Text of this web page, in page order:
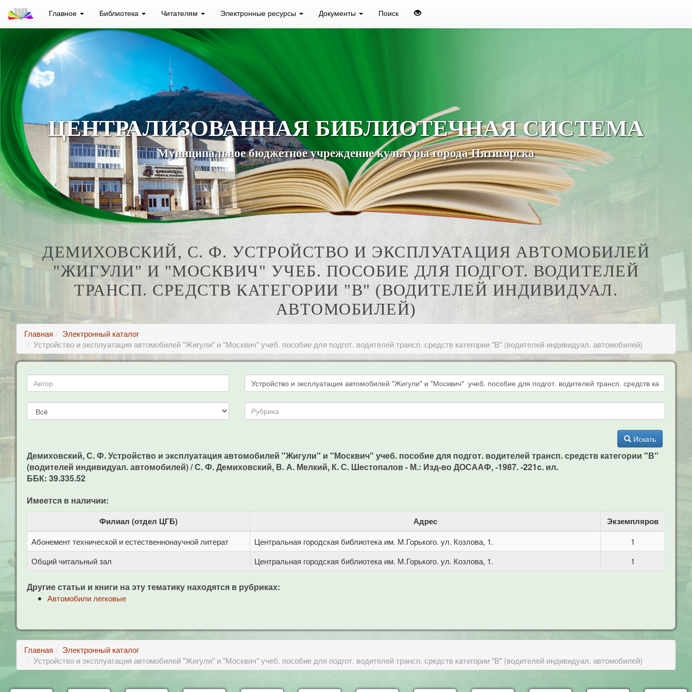
Главное Библиотека Читателям Электронные ресурсы Документы Поиск
ЦЕНТРАЛИЗОВАННАЯ БИБЛИОТЕЧНАЯ СИСТЕМА
Муниципальное бюджетное учреждение культуры города Пятигорска
ДЕМИХОВСКИЙ, С. Ф. УСТРОЙСТВО И ЭКСПЛУАТАЦИЯ АВТОМОБИЛЕЙ
"ЖИГУЛИ" И "МОСКВИЧ" УЧЕБ. ПОСОБИЕ ДЛЯ ПОДГОТ. ВОДИТЕЛЕЙ
ТРАНСП. СРЕДСТВ КАТЕГОРИИ "В" (ВОДИТЕЛЕЙ ИНДИВИДУАЛ.
АВТОМОБИЛЕЙ)
Главная
Электронный каталог
Устройство и эксплуатация автомобилей "Жигули" и "Москвич" учеб. пособие для подгот. водителей трансп. средств категории "В" (водителей индивидуал. автомобилей)
Искать
Демиховский, С. Ф. Устройство и эксплуатация автомобилей "Жигули" и "Москвич" учеб. пособие для подгот. водителей трансп. средств категории "В"
(водителей индивидуал. автомобилей) / С. Ф. Демиховский, В. А. Мелкий, К. С. Шестопалов - М.: Изд-во ДОСААФ, -1987. -221c. ил.
ББК: 39.335.52
Имеется в наличии:
Филиал (отдел ЦГБ) Адрес Экземпляров
Абонемент технической и естественнонаучной литерат Центральная городская библиотека им. М.Горького. ул. Козлова, 1.
1
Общий читальный зал
Центральная городская библиотека им. М.Горького. ул. Козлова, 1. 1
Другие статьи и книги на эту тематику находятся в рубриках:
Автомобили легковые
Главная
Электронный каталог
Устройство и эксплуатация автомобилей "Жигули" и "Москвич" учеб. пособие для подгот. водителей трансп. средств категории "В" (водителей индивидуал. автомобилей)